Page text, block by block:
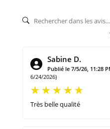
Sabine D.
Publié le 7/5/26, 11:28
6/24/2026)
Très belle qualité